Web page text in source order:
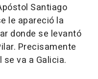
Santiago
le apareció la
donde se levantó
Precisamente
va a Galicia.